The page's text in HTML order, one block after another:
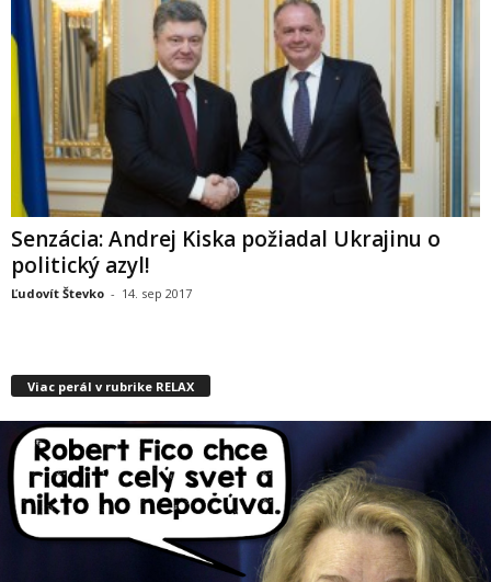
Senzácia: Andrej Kiska požiadal Ukrajinu o
politický azyl!
Ľudovít Števko - 14. sep 2017
Viac perál v rubrike RELAX